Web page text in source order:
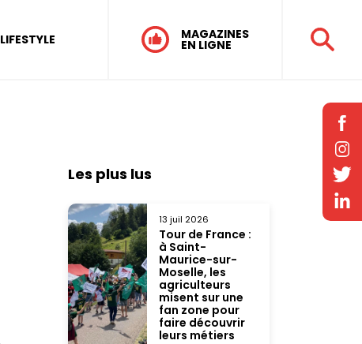
LIFESTYLE MAGAZINES
EN LIGNE
Les plus lus
13 juil 2026
Tour de France :
à Saint-
Maurice-sur-
Moselle, les
agriculteurs
misent sur une
fan zone pour
faire découvrir
leurs métiers